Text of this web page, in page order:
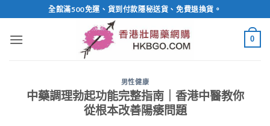
to
content
全館滿500免運、貨到付款隱秘送貨、免費退換貨。
0
男性健康
中藥調理勃起功能完整指南｜香港中醫教你
從根本改善陽痿問題